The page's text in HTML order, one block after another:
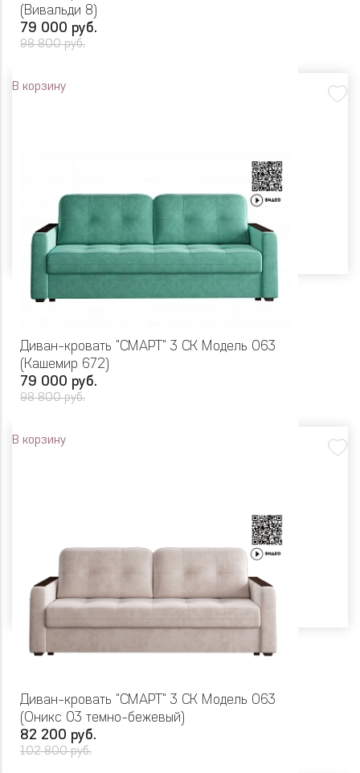
(Вивальди 8)
79 000 руб.
98 800 руб.
В корзину
Диван-кровать "СМАРТ" 3 СК Модель 063
(Кашемир 672)
79 000 руб.
98 800 руб.
В корзину
Диван-кровать "СМАРТ" 3 СК Модель 063
(Оникс 03 темно-бежевый)
82 200 руб.
102 800 руб.